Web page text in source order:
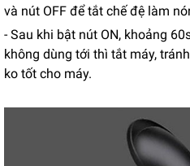
và nút OFF để tắt chế đệ làm
- Sau khi bật nút ON, khoảng
không dùng tới thì tắt máy,
ko tốt cho máy.